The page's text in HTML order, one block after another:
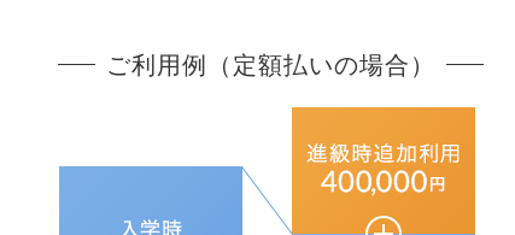
ご利用例（定額払いの場合）